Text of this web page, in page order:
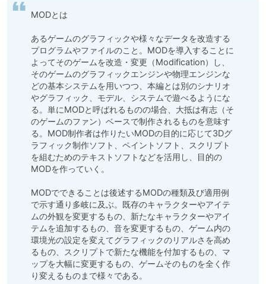
MODとは
あるゲームのグラフィックや様々なデータを改造する
プログラムやファイルのこと。MODを導入することに
よってそのゲームを改造・変更（Modification）し、
そのゲームのグラフィックエンジンや物理エンジンな
どの基本システムを用いつつ、本編とは別のシナリオ
やグラフィック、モデル、システムで遊べるようにな
る。単にMODと呼ばれるものの場合、大抵は有志（そ
のゲームのファン）ベースで制作されるものを意味す
る。MOD制作者は作りたいMODの目的に応じて3Dグ
ラフィック制作ソフト、ペイントソフト、スクリプト
を組むためのテキストソフトなどを活用し、目的の
MODを作っていく。
MODでできることは後述するMODの種類及び適用例
で示す通り多岐に及ぶ。既存のキャラクターやアイテ
ムの外観を変更するもの、新たなキャラクターやアイ
テムを追加するもの、音を変更するもの、ゲーム内の
環境光の設定を変えてグラフィックのリアルさを高め
るもの、スクリプトで新たな機能を付加するもの、マ
ップを大幅に変更するもの、ゲームそのものを全く作